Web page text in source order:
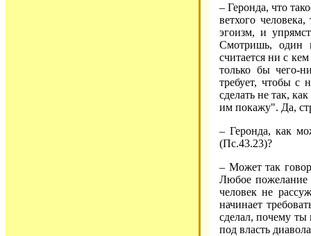
– Геронда, что
ветхого
эгоизм, и
Смотришь, один
считается ни с
только бы чего-
требует, чтобы с
сделать не так,
им покажу". Да,
– Геронда, как
(Пс.43.23)?
– Может так
Любое пожелание
человек не
начинает
сделал, почему ты
под власть